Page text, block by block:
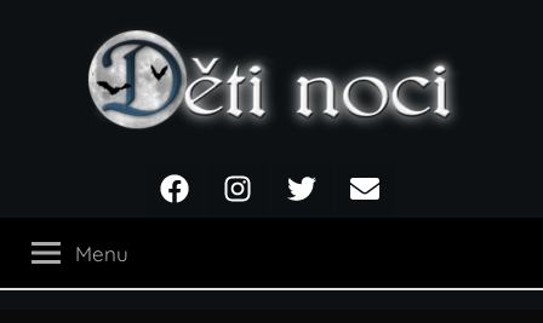
noci
FacebookInstagramTwitter Email
Menu